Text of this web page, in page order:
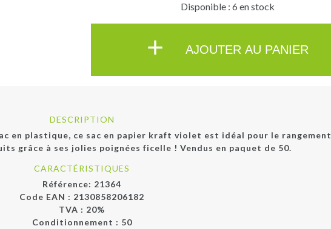
Disponible : 6 en stock
+ AJOUTER AU PANIER
DESCRIPTION
en plastique, ce sac en papier kraft violet est idéal pour le rangement
grâce à ses jolies poignées ficelle ! Vendus en paquet de 50.
CARACTÉRISTIQUES
Référence: 21364
Code EAN : 2130858206182
TVA : 20%
Conditionnement : 50